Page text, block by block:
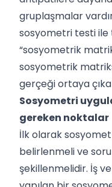
gruplaşmalar
sosyometri testi
“sosyometrik
sosyometrik
gerçeği ortaya
Sosyometri
gereken noktalar
İlk olarak
belirlenmeli ve
şekillenmelidir. İş